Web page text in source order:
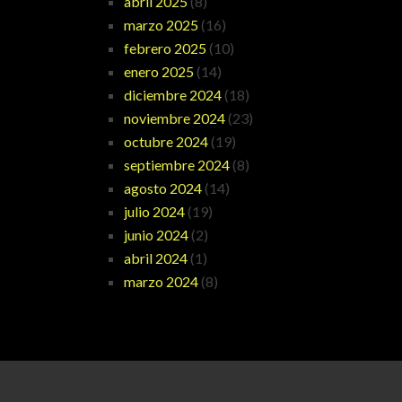
marzo 2025(16)
febrero 2025(10)
enero 2025(14)
diciembre 2024(18)
noviembre 2024(23)
octubre 2024(19)
septiembre 2024(8)
agosto 2024(14)
julio 2024(19)
junio 2024(2)
abril 2024(1)
marzo 2024(8)